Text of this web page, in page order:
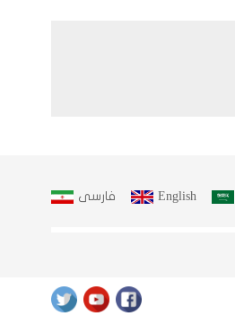
English فارسى